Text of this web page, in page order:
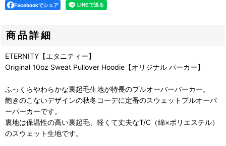
Facebookでシェア
商品詳細
ETERNITY【エタニティー】
Original 10oz Sweat Pullover Hoodie【オリジナル パーカー】
ふっくらやわらかな裏起毛生地が特長のプルオーバーパーカー。
飽きのこないデザインの秋冬コーデに定番のスウェットプルオーバ
ーパーカーです。
裏地は保温性の高い裏起毛、軽くて丈夫なT/C（綿×ポリエステル）
のスウェット生地です。